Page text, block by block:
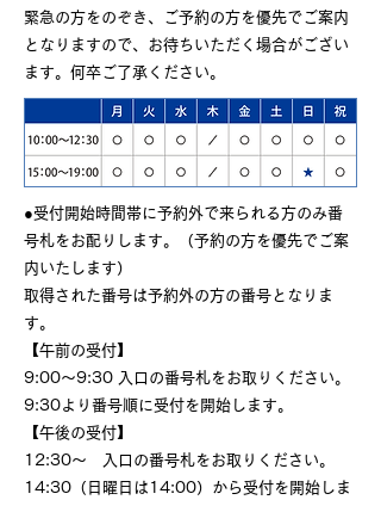
緊急の方をのぞき、ご予約の方を優先でご案内
となりますので、お待ちいただく場合がござい
ます。何卒ご了承ください。
●受付開始時間帯に予約外で来られる方のみ番
号札をお配りします。（予約の方を優先でご案
内いたします）
取得された番号は予約外の方の番号となりま
す。
【午前の受付】
9:00〜9:30 入口の番号札をお取りください。
9:30より番号順に受付を開始します。
【午後の受付】
12:30〜 入口の番号札をお取りください。
14:30（日曜日は14:00）から受付を開始しま